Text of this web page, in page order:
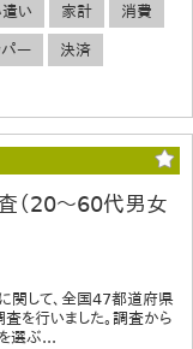
い 家計 消費
パー 決済
（20～60代男女
に関して、全国47都道府県
を行いました。調査から
選ぶ...